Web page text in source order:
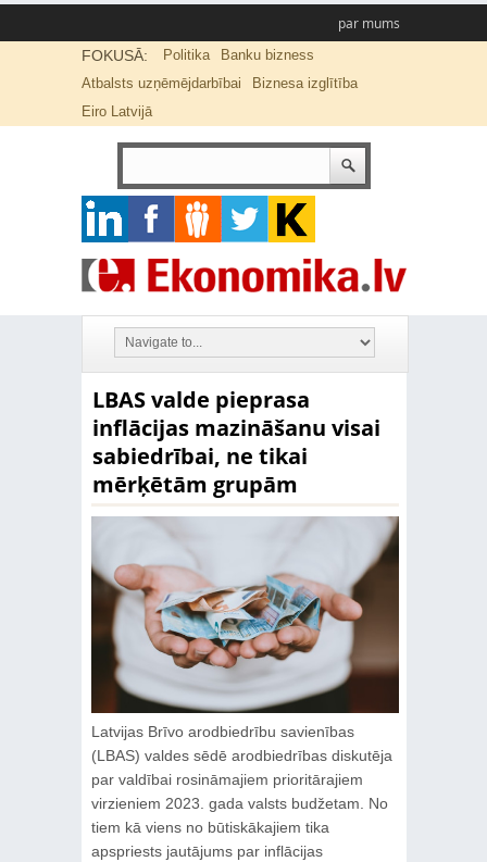
par mums
FOKUSĀ: Politika
Banku bizness
Atbalsts uzņēmējdarbībai
Biznesa izglītība
Eiro Latvijā
LBAS valde pieprasa
inflācijas mazināšanu visai
sabiedrībai, ne tikai
mērķētām grupām
Latvijas Brīvo arodbiedrību savienības
(LBAS) valdes sēdē arodbiedrības diskutēja
par valdībai rosināmajiem prioritārajiem
virzieniem 2023. gada valsts budžetam. No
tiem kā viens no būtiskākajiem tika
apspriests jautājums par inflācijas